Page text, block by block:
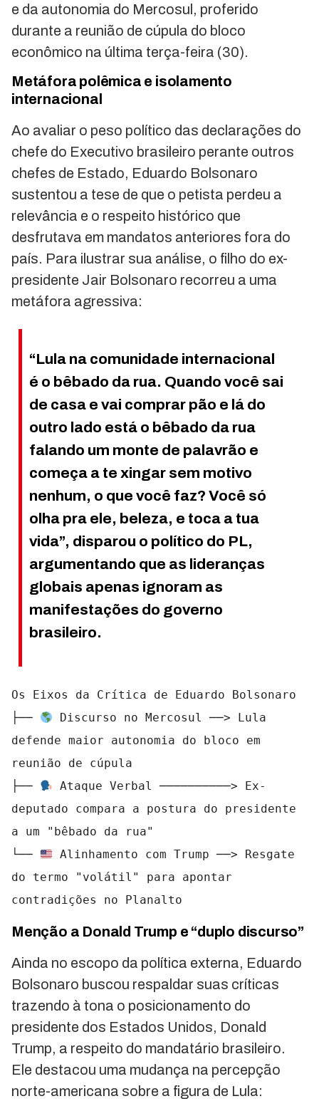
e da autonomia do Mercosul, proferido
durante a reunião de cúpula do bloco
econômico na última terça-feira (30).
Metáfora polêmica e isolamento
internacional
Ao avaliar o peso político das declarações do
chefe do Executivo brasileiro perante outros
chefes de Estado, Eduardo Bolsonaro
sustentou a tese de que o petista perdeu a
relevância e o respeito histórico que
desfrutava em mandatos anteriores fora do
país. Para ilustrar sua análise, o filho do ex-
presidente Jair Bolsonaro recorreu a uma
metáfora agressiva:
“Lula na comunidade internacional
é o bêbado da rua. Quando você sai
de casa e vai comprar pão e lá do
outro lado está o bêbado da rua
falando um monte de palavrão e
começa a te xingar sem motivo
nenhum, o que você faz? Você só
olha pra ele, beleza, e toca a tua
vida”, disparou o político do PL,
argumentando que as lideranças
globais apenas ignoram as
manifestações do governo
brasileiro.
Os Eixos da Crítica de Eduardo Bolsonaro
├──
Discurso no Mercosul ──> Lula
defende maior autonomia do bloco em
reunião de cúpula
├──
Ataque Verbal ──────────> Ex-
deputado compara a postura do presidente
a um "bêbado da rua"
└──
Alinhamento com Trump ──> Resgate
do termo "volátil" para apontar
Menção a Donald Trump e “duplo discurso”
Ainda no escopo da política externa, Eduardo
Bolsonaro buscou respaldar suas críticas
trazendo à tona o posicionamento do
presidente dos Estados Unidos, Donald
Trump, a respeito do mandatário brasileiro.
Ele destacou uma mudança na percepção
norte-americana sobre a figura de Lula: